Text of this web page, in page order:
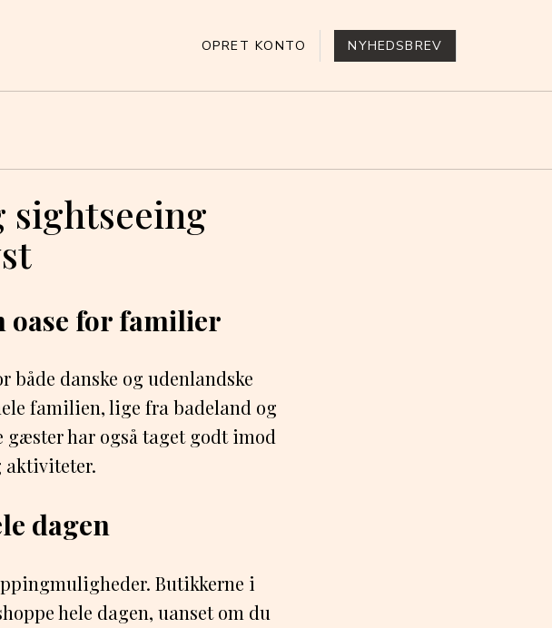
OPRET KONTO NYHEDSBREV
sightseeing
oase for familier
danske og udenlandske
familien, lige fra badeland og
gæster har også taget godt imod
aktiviteter.
dagen
Butikkerne i
hele dagen, uanset om du